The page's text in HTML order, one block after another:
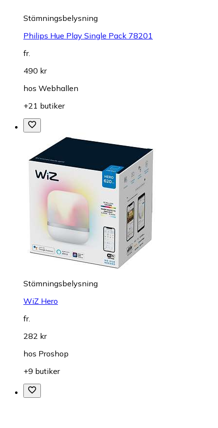
Stämningsbelysning
Philips Hue Play Single Pack 78201
fr.
490 kr
hos Webhallen
+21 butiker
Stämningsbelysning
WiZ Hero
fr.
282 kr
hos Proshop
+9 butiker